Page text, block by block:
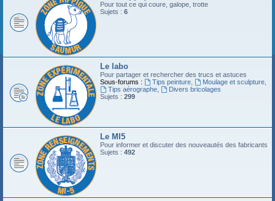
Pour tout ce qui coure, galope, trotte
Sujets : 6
Le labo
Pour partager et rechercher des trucs et astuces
Sous-forums :
Tips peinture, Moulage et sculpture,
Tips aérographe,
Divers bricolages
Sujets : 299
Le MI5
Pour informer et discuter des nouveautés des fabricants
Sujets : 492